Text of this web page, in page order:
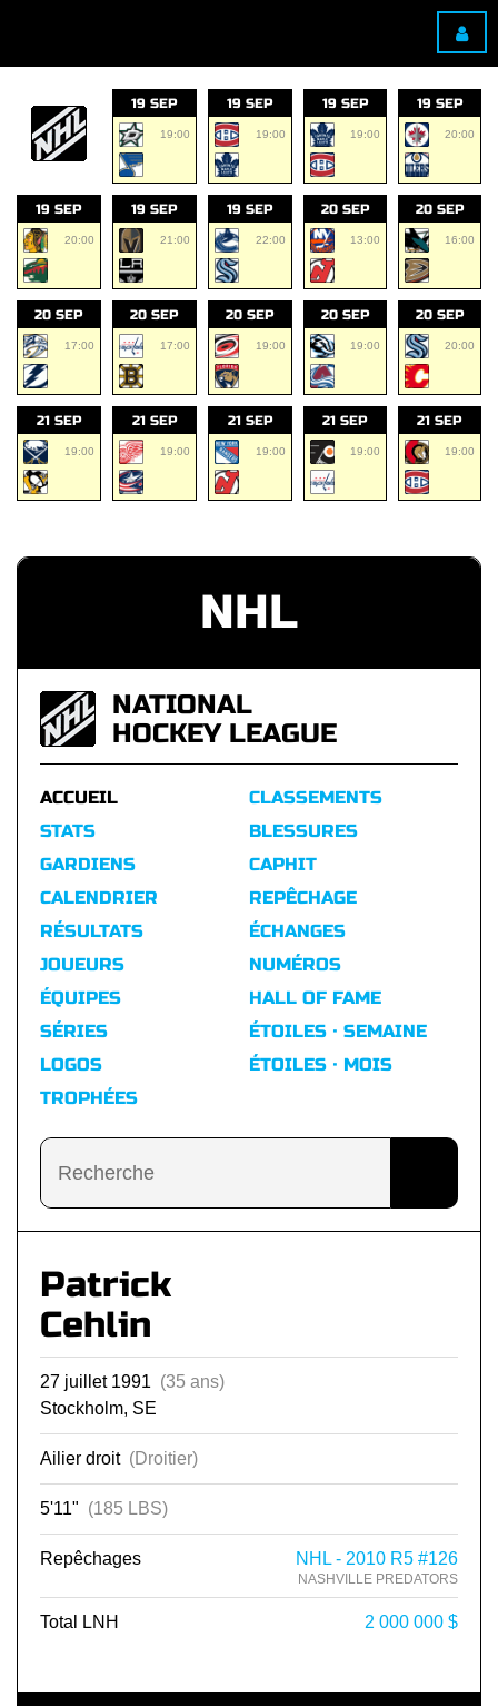
19 SEP
19:00
19 SEP
19:00
19 SEP
19:00
19 SEP
20:00
19 SEP
20:00
19 SEP
21:00
19 SEP
22:00
20 SEP
13:00
20 SEP
16:00
20 SEP
17:00
20 SEP
17:00
20 SEP
19:00
20 SEP
19:00
20 SEP
20:00
21 SEP
19:00
21 SEP
19:00
21 SEP
19:00
21 SEP
19:00
21 SEP
19:00
NHL
NATIONAL
HOCKEY LEAGUE
ACCUEIL
STATS
GARDIENS
CALENDRIER
RÉSULTATS
CLASSEMENTS
BLESSURES
CAPHIT
REPÊCHAGE
ÉCHANGES
JOUEURS
ÉQUIPES
SÉRIES
LOGOS
TROPHÉES
NUMÉROS
HALL OF FAME
ÉTOILES · SEMAINE
ÉTOILES · MOIS
Patrick
Cehlin
27 juillet 1991 (35 ans)
Stockholm, SE
Ailier droit (Droitier)
5'11" (185 LBS)
Repêchages NHL - 2010 R5 #126
NASHVILLE PREDATORS
Total LNH 2 000 000 $